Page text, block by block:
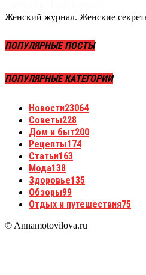
Женский журнал. Женские
ПОПУЛЯРНЫЕ ПОСТЫ
ПОПУЛЯРНЫЕ КАТЕГОРИИ
Новости23064
Советы228
Дом и быт200
Рецепты174
Статьи163
Мода138
Здоровье135
Обзоры99
Отдых и путешествия75
© Annamotovilova.ru